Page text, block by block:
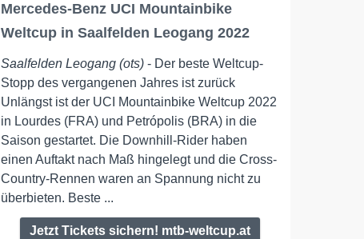
Mercedes-Benz UCI Mountainbike
Weltcup in Saalfelden Leogang 2022
Saalfelden Leogang (ots) - Der beste Weltcup-
Stopp des vergangenen Jahres ist zurück
Unlängst ist der UCI Mountainbike Weltcup 2022
in Lourdes (FRA) und Petrópolis (BRA) in die
Saison gestartet. Die Downhill-Rider haben
einen Auftakt nach Maß hingelegt und die Cross-
Country-Rennen waren an Spannung nicht zu
überbieten. Beste ...
Jetzt Tickets sichern! mtb-weltcup.at